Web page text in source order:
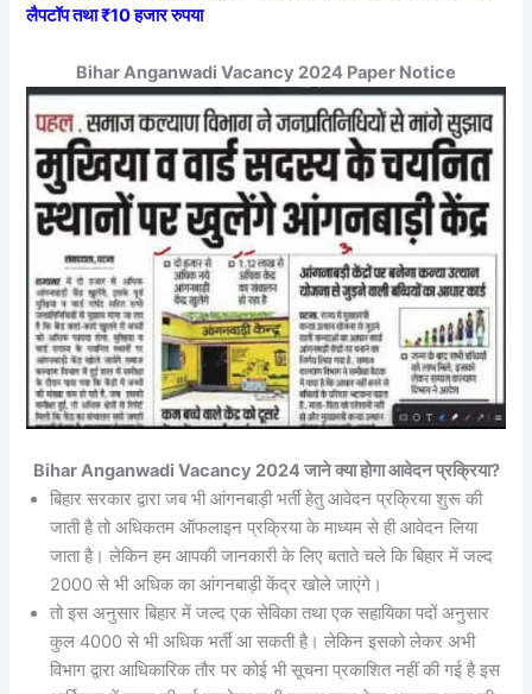
लैपटॉप तथा ₹10 हजार रुपया
Bihar Anganwadi Vacancy 2024 Paper Notice
Bihar Anganwadi Vacancy 2024 जाने क्या होगा आवेदन प्रक्रिया?
बिहार सरकार द्वारा जब भी आंगनबाड़ी भर्ती हेतु आवेदन प्रक्रिया शुरू की
जाती है तो अधिकतम ऑफलाइन प्रक्रिया के माध्यम से ही आवेदन लिया
जाता है। लेकिन हम आपकी जानकारी के लिए बताते चले कि बिहार में जल्द
2000 से भी अधिक का आंगनबाड़ी केंद्र खोले जाएंगे।
तो इस अनुसार बिहार में जल्द एक सेविका तथा एक सहायिका पदों अनुसार
कुल 4000 से भी अधिक भर्ती आ सकती है। लेकिन इसको लेकर अभी
विभाग द्वारा आधिकारिक तौर पर कोई भी सूचना प्रकाशित नहीं की गई है इस